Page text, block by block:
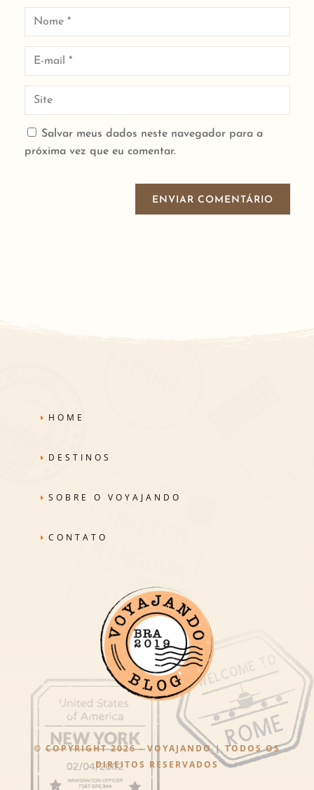
Salvar meus dados neste navegador para a
próxima vez que eu comentar.
ENVIAR COMENTÁRIO
HOME
DESTINOS
SOBRE O VOYAJANDO
CONTATO
© COPYRIGHT 2026 - VOYAJANDO | TODOS OS
DIREITOS RESERVADOS